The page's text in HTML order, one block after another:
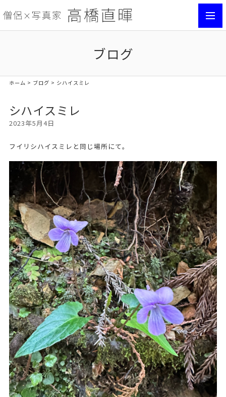
ブログ
ホーム > ブログ > シハイスミレ
シハイスミレ
2023年5月4日
フイリシハイスミレと同じ場所にて。